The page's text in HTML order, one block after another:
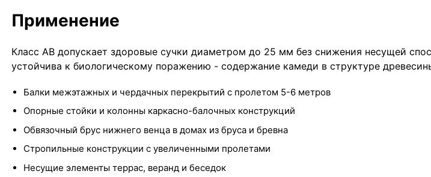
Применение
Класс АВ допускает здоровые сучки диаметром до 25 мм без снижения несущей
устойчива к биологическому поражению - содержание камеди в структуре
Балки межэтажных и чердачных перекрытий с пролетом 5-6 метров
Опорные стойки и колонны каркасно-балочных конструкций
Обвязочный брус нижнего венца в домах из бруса и бревна
Стропильные конструкции с увеличенными пролетами
Несущие элементы террас, веранд и беседок